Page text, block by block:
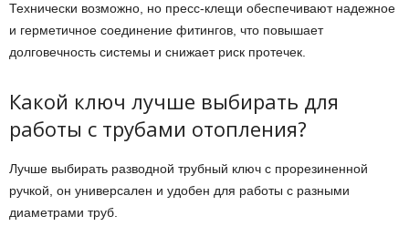
Технически возможно, но пресс-клещи обеспечивают надежное
и герметичное соединение фитингов, что повышает
долговечность системы и снижает риск протечек.
Какой ключ лучше выбирать для
работы с трубами отопления?
Лучше выбирать разводной трубный ключ с прорезиненной
ручкой, он универсален и удобен для работы с разными
диаметрами труб.